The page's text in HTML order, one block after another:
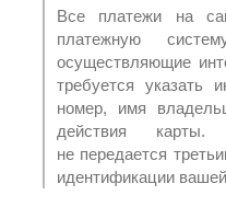
Все платежи на
платежную
осуществляющие
требуется указать
номер, имя
действия
не передается
идентификации